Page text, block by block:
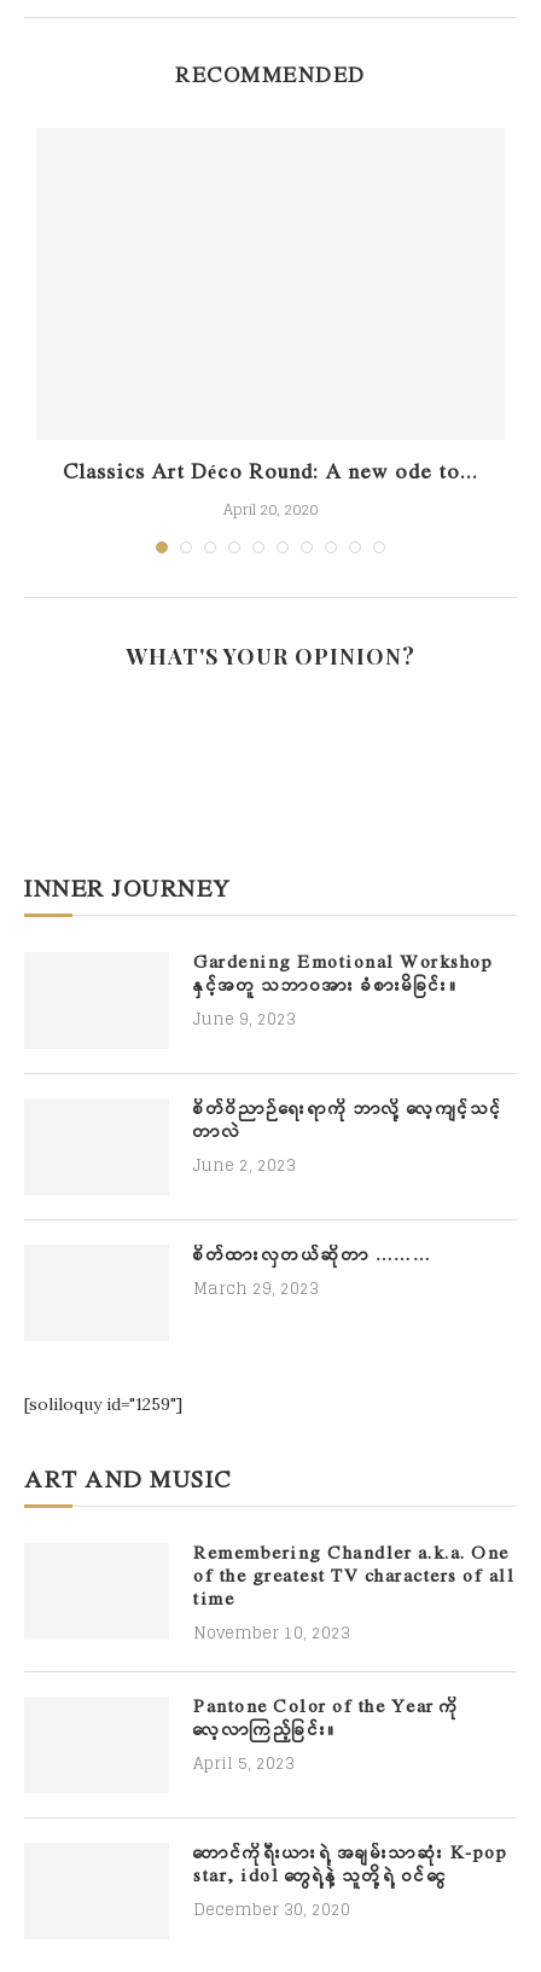
RECOMMENDED
Classics Art Déco Round: A new ode to...
April 20, 2020
WHAT'S YOUR OPINION?
INNER JOURNEY
Gardening Emotional Workshop
နှင့်အတူ သဘာဝအား ခံစားမိခြင်း။
June 9, 2023
စိတ်ဝိညာဉ်ရေးရာကို ဘာလို့ လေ့ကျင့်သင့်
တာလဲ
June 2, 2023
စိတ်ထားလှတယ်ဆိုတာ ………
March 29, 2023
[soliloquy id="1259"]
ART AND MUSIC
Remembering Chandler a.k.a. One
of the greatest TV characters of all
time
November 10, 2023
Pantone Color of the Year ကို
လေ့လာကြည့်ခြင်း။
April 5, 2023
တောင်ကိုရီးယားရဲ့ အချမ်းသာဆုံး K-pop
star, idol တွေရဲ့နဲ့ သူတို့ရဲ့ ဝင်ငွေ
December 30, 2020